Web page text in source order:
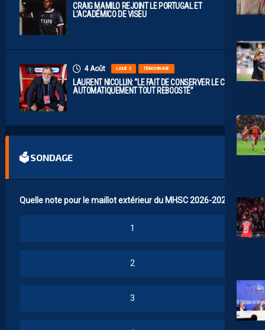
CRAIG MAMILO REJOINT LE PORTUGAL ET
L’ACADÉMICO DE VISEU
4 Août LIGUE 2 TÉMOIGNAGE
LAURENT NICOLLIN: “LE FAIT DE CONSERVER LE CLUB A
AUTOMATIQUEMENT TOUT REBOOSTÉ”
🗳 SONDAGE
Quelle note pour le maillot extérieur du MHSC 2026-2027 ?
1
2
3